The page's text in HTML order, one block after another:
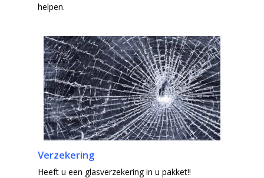
helpen.
Verzekering
Heeft u een glasverzekering in u pakket!!